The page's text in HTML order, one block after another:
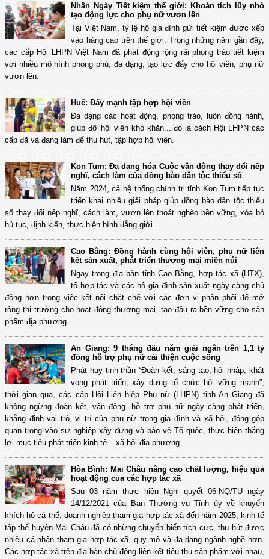
Nhân Ngày Tiết kiệm thế giới: Khoản tích lũy nhỏ
tạo động lực cho phụ nữ vươn lên
Tại Việt Nam, tỷ lệ hộ gia đình gửi tiết kiệm được xếp
vào hàng cao trên thế giới. Trong những năm gần đây,
các cấp Hội LHPN Việt Nam đã phát động rộng rãi phong trào tiết kiệm
với nhiều mô hình phong phú, đa dạng, tạo lực đẩy cho hội viên, phụ nữ
vươn lên.
Huế: Đẩy mạnh tập hợp hội viên
Đa dạng các hoạt động, phong trào, luôn đồng hành,
giúp đỡ hội viên khó khăn... đó là cách Hội LHPN các
cấp đã và đang làm để thu hút, tập hợp hội viên.
Kon Tum: Đa dạng hóa Cuộc vận động thay đổi nếp
nghĩ, cách làm của đồng bào dân tộc thiểu số
Năm 2024, cả hệ thống chính trị tỉnh Kon Tum tiếp tục
triển khai nhiều giải pháp giúp đồng bào dân tộc thiểu
số thay đổi nếp nghĩ, cách làm, vươn lên thoát nghèo bền vững, xóa bỏ
hủ tục, định kiến, thực hiện bình đẳng giới.
Cao Bằng: Đồng hành cùng hội viên, phụ nữ liên
kết sản xuất, phát triển thương mại miền núi
Ngay trong địa bàn tỉnh Cao Bằng, hợp tác xã (HTX),
tổ hợp tác và các hộ gia đình sản xuất ngày càng chủ
động hơn trong việc kết nối chặt chẽ với các đơn vị phân phối để mở
rộng thị trường cho hoạt động thương mại, tạo đầu ra bền vững cho sản
phẩm địa phương.
An Giang: 9 tháng đầu năm giải ngân trên 1,1 tỷ
đồng hỗ trợ phụ nữ cải thiện cuộc sống
Phát huy tinh thần “Đoàn kết, sáng tạo, hội nhập, khát
vọng phát triển, xây dựng tổ chức hội vững mạnh”,
thời gian qua, các cấp Hội Liên hiệp Phụ nữ (LHPN) tỉnh An Giang đã
không ngừng đoàn kết, vận động, hỗ trợ phụ nữ ngày càng phát triển,
khẳng định vai trò, vị trí của phụ nữ trong gia đình và xã hội, đóng góp
quan trọng vào sự nghiệp xây dựng và bảo vệ Tổ quốc, thực hiện thắng
lợi mục tiêu phát triển kinh tế – xã hội địa phương.
Hòa Bình: Mai Châu nâng cao chất lượng, hiệu quả
hoạt động của các hợp tác xã
Sau 03 năm thực hiện Nghị quyết 06-NQ/TU ngày
14/12/2021 của Ban Thường vụ Tỉnh ủy về khuyến
khích hộ cá thể, doanh nghiệp tham gia hợp tác xã đến năm 2025, kinh tế
tập thể huyện Mai Châu đã có những chuyển biến tích cực, thu hút được
nhiều cá nhân tham gia hợp tác xã, quy mô và đa dạng ngành nghề hơn.
Các hợp tác xã trên địa bàn chủ động liên kết tiêu thụ sản phẩm với nhau,